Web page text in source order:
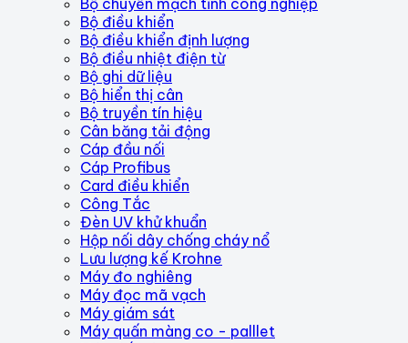
Bộ điều khiển
Bộ điều khiển định lượng
Bộ điều nhiệt điện từ
Bộ ghi dữ liệu
Bộ hiển thị cân
Bộ truyền tín hiệu
Cân băng tải động
Cáp đầu nối
Cáp Profibus
Card điều khiển
Công Tắc
Đèn UV khử khuẩn
Hộp nối dây chống cháy nổ
Lưu lượng kế Krohne
Máy đo nghiêng
Máy đọc mã vạch
Máy giám sát
Máy quấn màng co - palllet